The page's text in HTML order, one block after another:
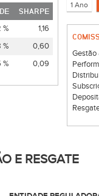
SHARPE
%
1,16
%
0,60
% 0,09
Gestão
E RESGATE